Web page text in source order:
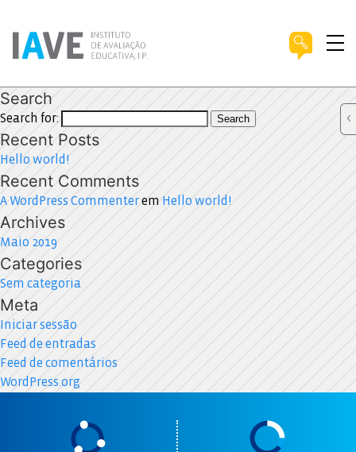
Search
Search for: Search
Recent Posts
Hello world!
Recent Comments
A WordPress Commenterem Hello world!
Archives
Maio 2019
Categories
Sem categoria
Meta
Iniciar sessão
Feed de entradas
Feed de comentários
WordPress.org